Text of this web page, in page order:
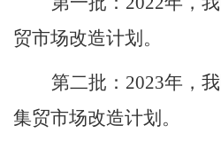
贸市场改造计划。
第二批： 2023年 ，我
集贸市场改造计划。